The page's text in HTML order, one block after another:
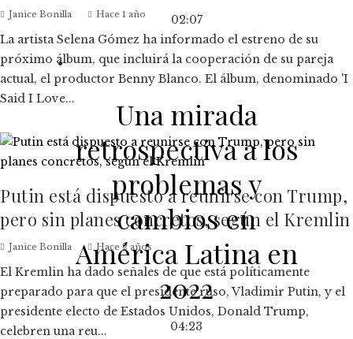
02:07
Una mirada
retrospectiva a los
problemas y
cambios en
América Latina en
2022
04:23
Janice Bonilla Hace 1 año
La artista Selena Gómez ha informado el estreno de su
próximo álbum, que incluirá la cooperación de su pareja
actual, el productor Benny Blanco. El álbum, denominado 'I
Said I Love...
Putin está dispuesto a reunirse con Trump,
pero sin planes concretos, según el Kremlin
Janice Bonilla Hace 2 años
El Kremlin ha dado señales de que está políticamente
preparado para que el presidente ruso, Vladimir Putin, y el
presidente electo de Estados Unidos, Donald Trump,
celebren una reu...